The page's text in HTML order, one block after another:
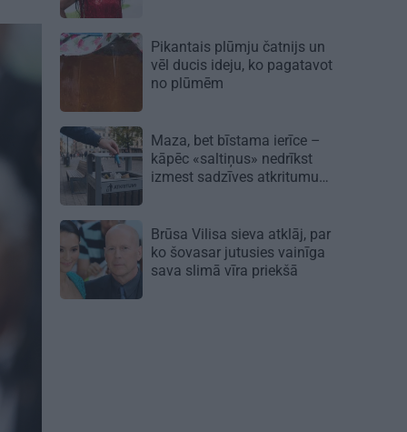
Pikantais plūmju čatnijs un
vēl ducis ideju, ko pagatavot
no plūmēm
Maza, bet bīstama ierīce –
kāpēc «saltiņus» nedrīkst
izmest sadzīves atkritumu
Brūsa Vilisa sieva atklāj, par
ko šovasar jutusies vainīga
sava slimā vīra priekšā